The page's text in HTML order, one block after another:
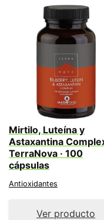
Mirtilo, Luteína y
Astaxantina
TerraNova · 100
cápsulas
Antioxidantes
Ver producto